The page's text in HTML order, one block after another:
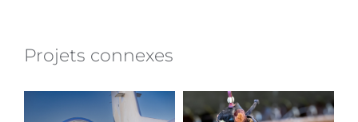
Projets connexes